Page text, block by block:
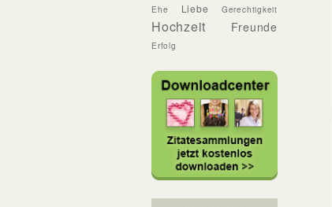
Ehe Liebe Gerechtigkeit
Hochzeit Freunde
Erfolg